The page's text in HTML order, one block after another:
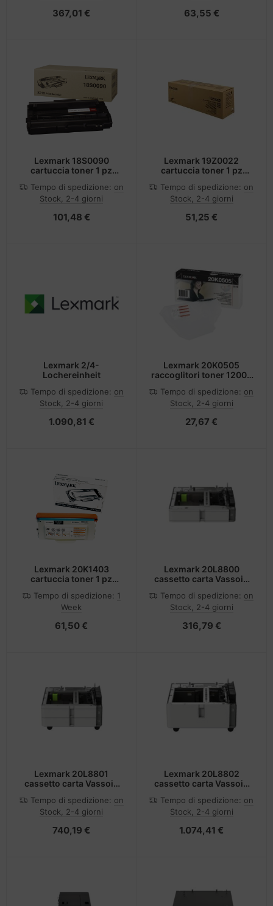
367,01 € 63,55 €
Lexmark 18S0090
cartuccia toner 1 pz
Tempo di spedizione: on
Stock, 2-4 giorni
101,48 €
Lexmark 19Z0022
cartuccia toner 1 pz
Tempo di spedizione: on
Stock, 2-4 giorni
51,25 €
Lexmark 2/4-
Lochereinheit
Tempo di spedizione: on
Stock, 2-4 giorni
1.090,81 €
Lexmark 20K0505
raccoglitori toner 12000
Tempo di spedizione: on
Stock, 2-4 giorni
27,67 €
Lexmark 20K1403
cartuccia toner 1 pz
Tempo di spedizione: 1
Week
61,50 €
Lexmark 20L8800
cassetto carta Vassoio
Tempo di spedizione: on
Stock, 2-4 giorni
316,79 €
Lexmark 20L8801
cassetto carta Vassoio
Tempo di spedizione: on
Stock, 2-4 giorni
740,19 €
Lexmark 20L8802
cassetto carta Vassoio
Tempo di spedizione: on
Stock, 2-4 giorni
1.074,41 €